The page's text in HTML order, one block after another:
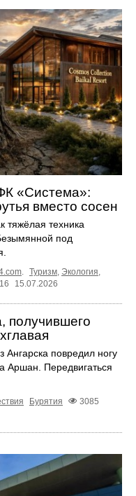
«Система»:
вместо сосен
тяжёлая техника
под
Туризм Экология
15.07.2026
получившего
Ангарска повредил ногу
Аршан. Передвигаться
Бурятия
3085